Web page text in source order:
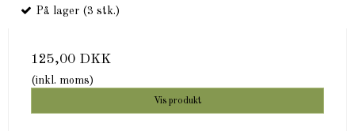
På lager (3 stk.)
125,00 DKK
(inkl. moms)
Vis produkt